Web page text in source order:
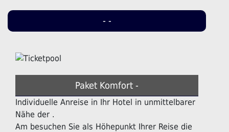
- -
Paket Komfort -
Individuelle Anreise in Ihr Hotel in unmittelbarer
Nähe der .
Am besuchen Sie als Höhepunkt Ihrer Reise die